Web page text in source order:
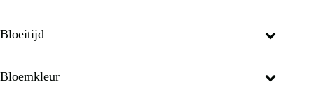
Bloeitijd
Bloemkleur